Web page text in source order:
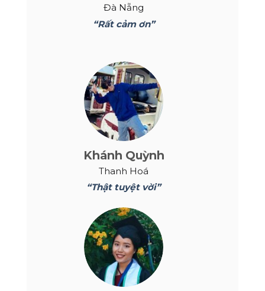
Đà Nẵng
“Rất cảm ơn”
Khánh Quỳnh
Thanh Hoá
“Thật tuyệt vời”